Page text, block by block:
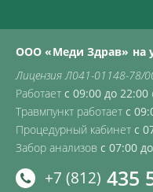
ООО «Меди Здрав» на
Лицензия Л041-01148-78/
Работает с 09:00 до 22:00
Травмпункт работает с
Процедурный кабинет с
Забор анализов с 07:00
+7 (812) 435